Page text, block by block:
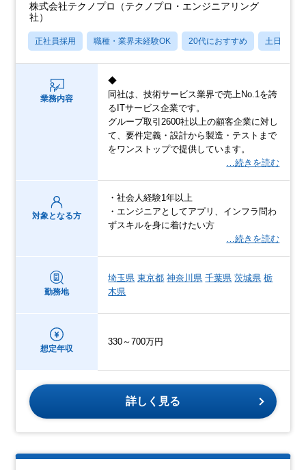
株式会社テクノプロ（テクノプロ・エンジニアリング
社）
正社員採用 職種・業界未経験OK 20代におすすめ 土日祝休み
業務内容
◆
同社は、技術サービス業界で売上No.1を誇
るITサービス企業です。
グループ取引2600社以上の顧客企業に対し
て、要件定義・設計から製造・テストまで
をワンストップで提供しています。
…続きを読む
対象となる方
・社会人経験1年以上
・エンジニアとしてアプリ、インフラ問わ
ずスキルを身に着けたい方
…続きを読む
勤務地
埼玉県 東京都 神奈川県 千葉県 茨城県 栃
木県
想定年収
330～700万円
詳しく見る